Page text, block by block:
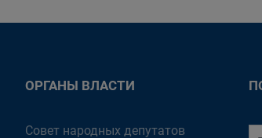
ОРГАНЫ ВЛАСТИ
Совет народных депутатов